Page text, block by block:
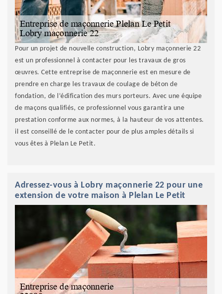
Pour un projet de nouvelle construction, Lobry maçonnerie 22
est un professionnel à contacter pour les travaux de gros
œuvres. Cette entreprise de maçonnerie est en mesure de
prendre en charge les travaux de coulage de béton de
fondation, de l’édification des murs porteurs. Avec une équipe
de maçons qualifiés, ce professionnel vous garantira une
prestation conforme aux normes, à la hauteur de vos attentes.
il est conseillé de le contacter pour de plus amples détails si
vous êtes à Plelan Le Petit.
Adressez-vous à Lobry maçonnerie 22 pour une
extension de votre maison à Plelan Le Petit